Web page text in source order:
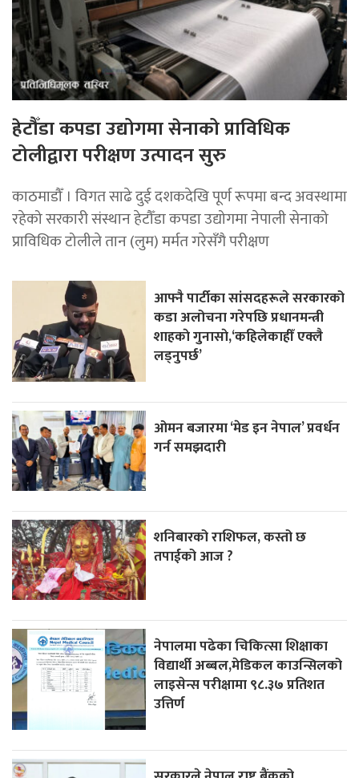
हेटौँडा कपडा उद्योगमा सेनाको प्राविधिक
टोलीद्वारा परीक्षण उत्पादन सुरु
काठमाडौँ । विगत साढे दुई दशकदेखि पूर्ण रूपमा बन्द अवस्थामा
रहेको सरकारी संस्थान हेटौँडा कपडा उद्योगमा नेपाली सेनाको
प्राविधिक टोलीले तान (लुम) मर्मत गरेसँगै परीक्षण
आफ्नै पार्टीका सांसदहरूले सरकारको
कडा अलोचना गरेपछि प्रधानमन्त्री
शाहकाे गुनासाे,‘कहिलेकाहीँ एक्लै
लड्नुपर्छ’
ओमन बजारमा ‘मेड इन नेपाल’ प्रवर्धन
गर्न समझदारी
शनिबारको राशिफल, कस्तो छ
तपाईको आज ?
नेपालमा पढेका चिकित्सा शिक्षाका
विद्यार्थी अब्बल,मेडिकल काउन्सिलको
लाइसेन्स परीक्षामा ९८.३७ प्रतिशत
उत्तिर्ण